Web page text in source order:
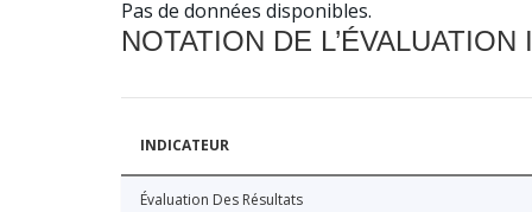
Pas de données disponibles.
NOTATION DE
INDICATEUR
Évaluation Des Résultats